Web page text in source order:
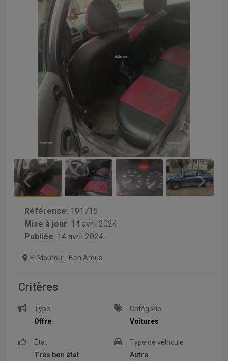
Référence: 191715
Mise à jour: 14 avril 2024
Publiée: 14 avril 2024
El Mourouj , Ben Arous
Critères
Type
Offre
Catégorie
Voitures
Etat
Très bon état
Type de véhicule
Autre